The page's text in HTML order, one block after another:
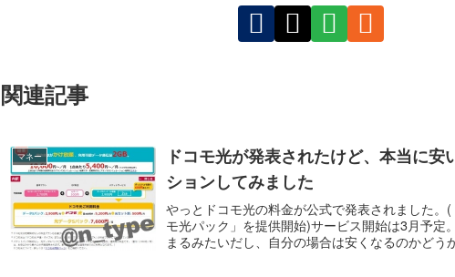
関連記事
マネー
ドコモ光が発表されたけど、本当に安
ションしてみました
やっとドコモ光の料金が公式で発表されました。
モ光パック」を提供開始)サービス開始は3月予定
まるみたいだし、自分の場合は安くなるのかどう